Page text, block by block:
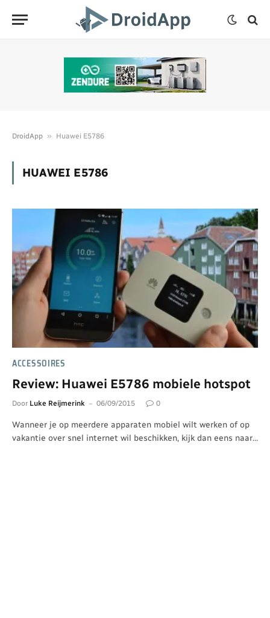
DroidApp » Huawei E5786
HUAWEI E5786
ACCESSOIRES
Review: Huawei E5786 mobiele hotspot
Door Luke Reijmerink 06/09/2015 0
Wanneer je op meerdere apparaten mobiel wilt werken of op
vakantie over snel internet wil beschikken, kijk dan eens naar…